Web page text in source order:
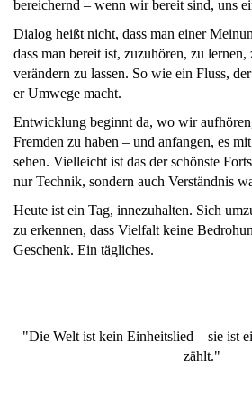
bereichernd – wenn wir bereit sind, uns
Dialog heißt nicht, dass man einer
dass man bereit ist, zuzuhören, zu
verändern zu lassen. So wie ein Fluss,
er Umwege macht.
Entwicklung beginnt da, wo wir
Fremden zu haben – und anfangen, es
sehen. Vielleicht ist das der schönste
nur Technik, sondern auch Verständnis
Heute ist ein Tag, innezuhalten. Sich
zu erkennen, dass Vielfalt keine
Geschenk. Ein tägliches.
"Die Welt ist kein Einheitslied – sie ist
zählt."